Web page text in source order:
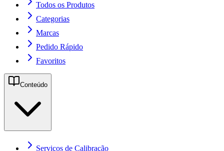
Todos os Produtos
Categorias
Marcas
Pedido Rápido
Favoritos
Conteúdo
Serviços de Calibração